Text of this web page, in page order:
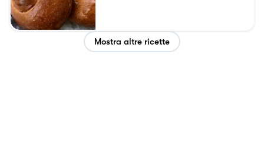
Mostra altre ricette